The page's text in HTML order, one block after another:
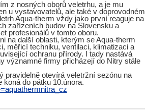
z nosných oborů veletrhu, a je mu
u vystavovatelů, ale také v doprovodném
Aqua-therm vždy jako první reaguje na
zařízeních budov na Slovensku a
profesionálů v tomto oboru.
na další oblasti, kterým se Aqua-therm
měřicí techniku, ventilaci, klimatizaci a
ochranu přírody. I tady nastává
významné firmy přicházejí do Nitry stále
pravidelně otevírá veletržní sezónu na
do pátku 10.února.